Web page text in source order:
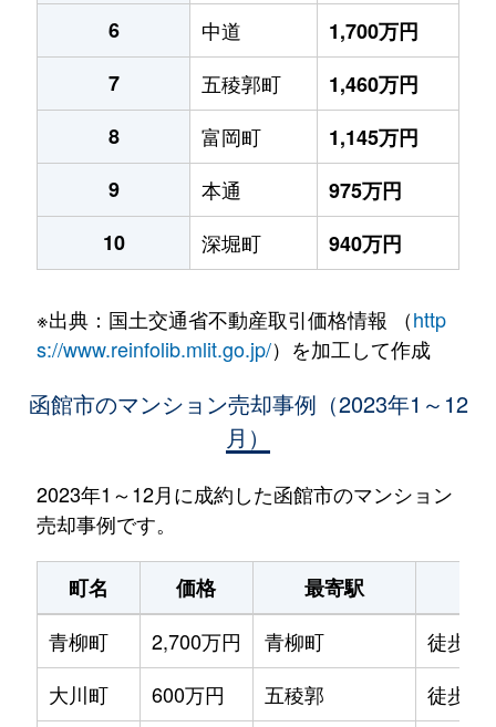
6
中道
1,700万円
7
五稜郭町
1,460万円
8
富岡町
1,145万円
9
本通
975万円
10
深堀町 940万円
※出典：国土交通省不動産取引価格情報 （http
s://www.reinfolib.mlit.go.jp/）を加工して作成
函館市のマンション売却事例（2023年1～12
月）
2023年1～12月に成約した函館市のマンション
売却事例です。
町名 価格 最寄駅
青柳町
2,700万円 青柳町
徒歩0
大川町
600万円 五稜郭
徒歩14